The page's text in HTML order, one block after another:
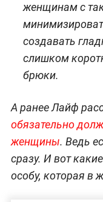
женщинам с
создавать
слишком
брюки.
А ранее Лайф
обязательно
женщины. Ведь
сразу. И вот
особу, которая в